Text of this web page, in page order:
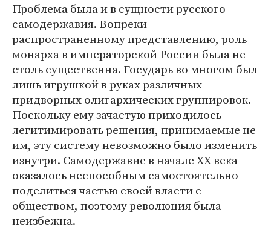
Проблема была и в сущности русского
самодержавия. Вопреки
распространенному представлению, роль
монарха в императорской России была не
столь существенна. Государь во многом был
лишь игрушкой в руках различных
придворных олигархических группировок.
Поскольку ему зачастую приходилось
легитимировать решения, принимаемые не
им, эту систему невозможно было изменить
изнутри. Самодержавие в начале XX века
оказалось неспособным самостоятельно
поделиться частью своей власти с
обществом, поэтому революция была
неизбежна.